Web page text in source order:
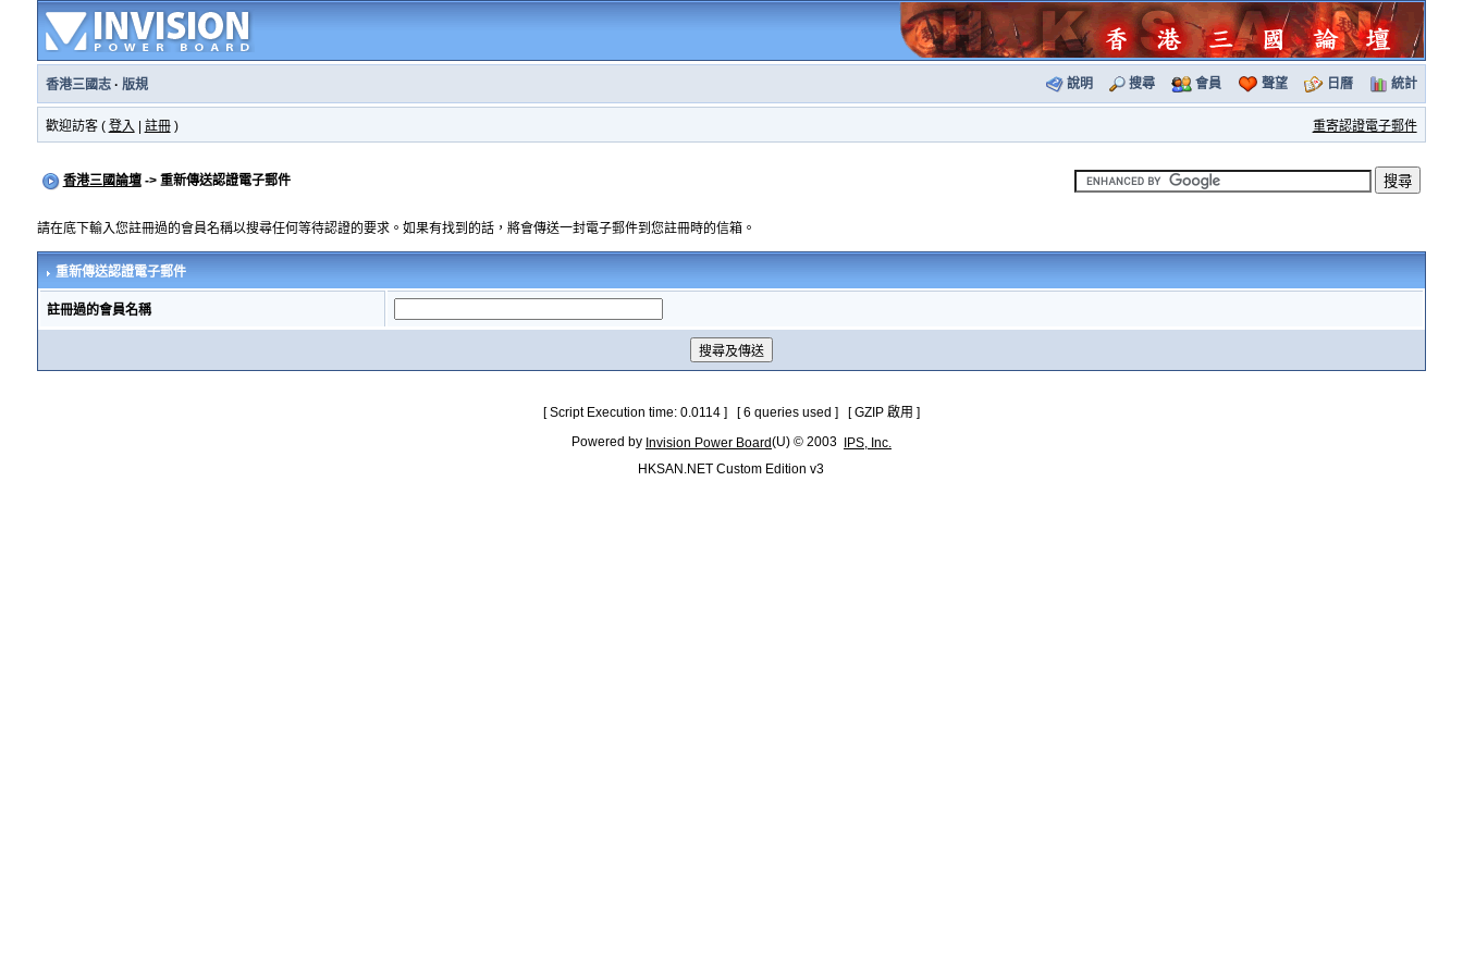
香港三國志· 版規 說明 搜尋 會員 聲望 日曆 統計
歡迎訪客 ( 登入 註冊) 重寄認證電子郵件
香港三國論壇-> 重新傳送認證電子郵件
請在底下輸入您註冊過的會員名稱以搜尋任何等待認證的要求。如果有找到的話，將會傳送一封電子郵件到您註冊時的信箱。
重新傳送認證電子郵件
註冊過的會員名稱
[ Script Execution time: 0.0114 ] [ 6 queries used ] [ GZIP 啟用 ]
Powered by Invision Power Board(U) © 2003
IPS, Inc.
HKSAN.NET Custom Edition v3